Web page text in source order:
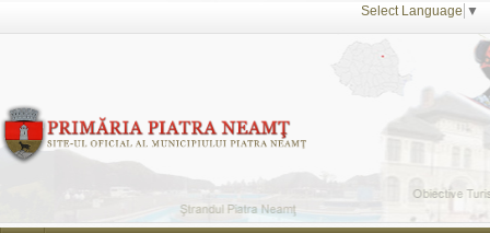
Select Language ▼